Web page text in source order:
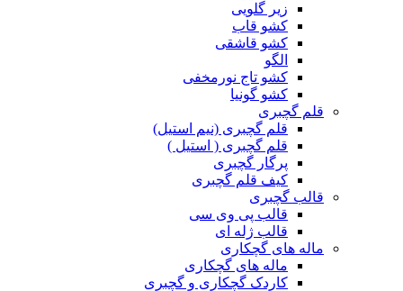
زیر گلویی
کشو قاب
کشو قاشقی
الگو
کشو تاج نورمخفی
کشو گونیا
قلم گچبری
قلم گچبری (نیم استیل)
قلم گچبری ( استیل )
پرگار گچبری
کیف قلم گچبری
قالب گچبری
قالب پی وی سی
قالب ژله ای
ماله های گچکاری
ماله های گچکاری
کاردک گچکاری و گچبری